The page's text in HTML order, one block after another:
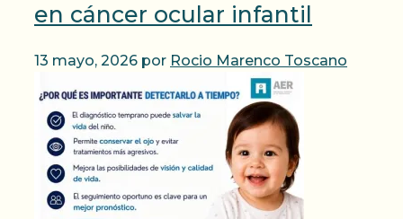
en cáncer ocular infantil
13 mayo, 2026 por Rocio Marenco Toscano